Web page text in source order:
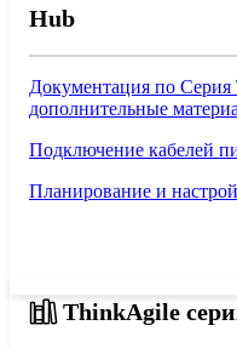
Hub
Документация по
дополнительные
Подключение кабелей
Планирование и
ThinkAgile